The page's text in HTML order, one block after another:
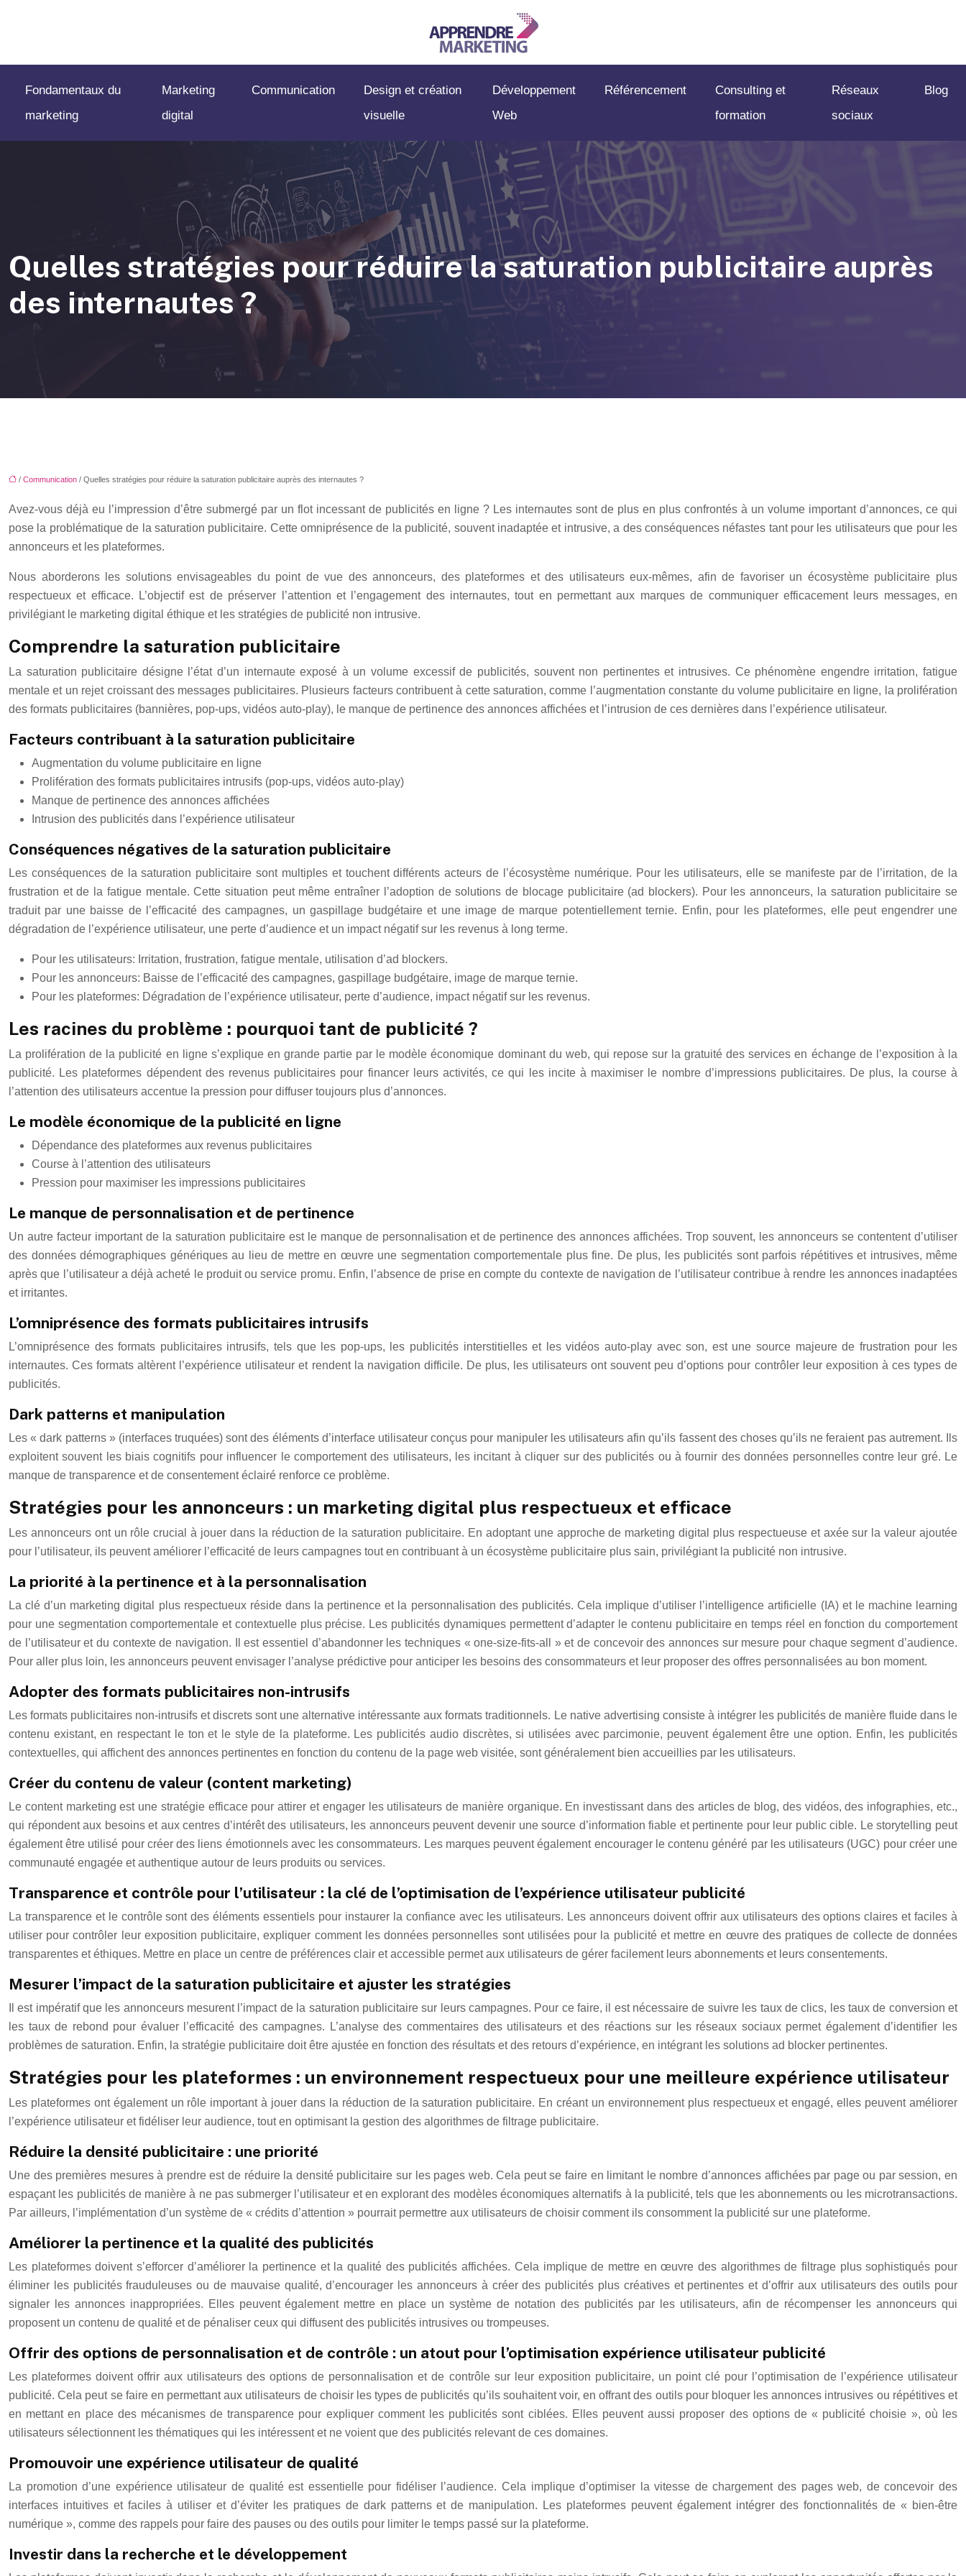
Fondamentaux du
marketing
Marketing
digital
Communication
Design et création
visuelle
Développement
Web
Référencement
Consulting et
formation
Réseaux
sociaux
Blog
Quelles stratégies pour réduire la saturation publicitaire auprès
des internautes ?
/ Communication / Quelles stratégies pour réduire la saturation publicitaire auprès des internautes ?
Avez-vous déjà eu l’impression d’être submergé par un flot incessant de publicités en ligne ? Les internautes sont de plus en plus confrontés à un volume important d’annonces, ce qui
pose la problématique de la saturation publicitaire. Cette omniprésence de la publicité, souvent inadaptée et intrusive, a des conséquences néfastes tant pour les utilisateurs que pour les
annonceurs et les plateformes.
Nous aborderons les solutions envisageables du point de vue des annonceurs, des plateformes et des utilisateurs eux-mêmes, afin de favoriser un écosystème publicitaire plus
respectueux et efficace. L’objectif est de préserver l’attention et l’engagement des internautes, tout en permettant aux marques de communiquer efficacement leurs messages, en
privilégiant le marketing digital éthique et les stratégies de publicité non intrusive.
Comprendre la saturation publicitaire
La saturation publicitaire désigne l’état d’un internaute exposé à un volume excessif de publicités, souvent non pertinentes et intrusives. Ce phénomène engendre irritation, fatigue
mentale et un rejet croissant des messages publicitaires. Plusieurs facteurs contribuent à cette saturation, comme l’augmentation constante du volume publicitaire en ligne, la prolifération
des formats publicitaires (bannières, pop-ups, vidéos auto-play), le manque de pertinence des annonces affichées et l’intrusion de ces dernières dans l’expérience utilisateur.
Facteurs contribuant à la saturation publicitaire
Augmentation du volume publicitaire en ligne
Prolifération des formats publicitaires intrusifs (pop-ups, vidéos auto-play)
Manque de pertinence des annonces affichées
Intrusion des publicités dans l’expérience utilisateur
Conséquences négatives de la saturation publicitaire
Les conséquences de la saturation publicitaire sont multiples et touchent différents acteurs de l’écosystème numérique. Pour les utilisateurs, elle se manifeste par de l’irritation, de la
frustration et de la fatigue mentale. Cette situation peut même entraîner l’adoption de solutions de blocage publicitaire (ad blockers). Pour les annonceurs, la saturation publicitaire se
traduit par une baisse de l’efficacité des campagnes, un gaspillage budgétaire et une image de marque potentiellement ternie. Enfin, pour les plateformes, elle peut engendrer une
dégradation de l’expérience utilisateur, une perte d’audience et un impact négatif sur les revenus à long terme.
Pour les utilisateurs: Irritation, frustration, fatigue mentale, utilisation d’ad blockers.
Pour les annonceurs: Baisse de l’efficacité des campagnes, gaspillage budgétaire, image de marque ternie.
Pour les plateformes: Dégradation de l’expérience utilisateur, perte d’audience, impact négatif sur les revenus.
Les racines du problème : pourquoi tant de publicité ?
La prolifération de la publicité en ligne s’explique en grande partie par le modèle économique dominant du web, qui repose sur la gratuité des services en échange de l’exposition à la
publicité. Les plateformes dépendent des revenus publicitaires pour financer leurs activités, ce qui les incite à maximiser le nombre d’impressions publicitaires. De plus, la course à
l’attention des utilisateurs accentue la pression pour diffuser toujours plus d’annonces.
Le modèle économique de la publicité en ligne
Dépendance des plateformes aux revenus publicitaires
Course à l’attention des utilisateurs
Pression pour maximiser les impressions publicitaires
Le manque de personnalisation et de pertinence
Un autre facteur important de la saturation publicitaire est le manque de personnalisation et de pertinence des annonces affichées. Trop souvent, les annonceurs se contentent d’utiliser
des données démographiques génériques au lieu de mettre en œuvre une segmentation comportementale plus fine. De plus, les publicités sont parfois répétitives et intrusives, même
après que l’utilisateur a déjà acheté le produit ou service promu. Enfin, l’absence de prise en compte du contexte de navigation de l’utilisateur contribue à rendre les annonces inadaptées
et irritantes.
L’omniprésence des formats publicitaires intrusifs
L’omniprésence des formats publicitaires intrusifs, tels que les pop-ups, les publicités interstitielles et les vidéos auto-play avec son, est une source majeure de frustration pour les
internautes. Ces formats altèrent l’expérience utilisateur et rendent la navigation difficile. De plus, les utilisateurs ont souvent peu d’options pour contrôler leur exposition à ces types de
publicités.
Dark patterns et manipulation
Les « dark patterns » (interfaces truquées) sont des éléments d’interface utilisateur conçus pour manipuler les utilisateurs afin qu’ils fassent des choses qu’ils ne feraient pas autrement. Ils
exploitent souvent les biais cognitifs pour influencer le comportement des utilisateurs, les incitant à cliquer sur des publicités ou à fournir des données personnelles contre leur gré. Le
manque de transparence et de consentement éclairé renforce ce problème.
Stratégies pour les annonceurs : un marketing digital plus respectueux et efficace
Les annonceurs ont un rôle crucial à jouer dans la réduction de la saturation publicitaire. En adoptant une approche de marketing digital plus respectueuse et axée sur la valeur ajoutée
pour l’utilisateur, ils peuvent améliorer l’efficacité de leurs campagnes tout en contribuant à un écosystème publicitaire plus sain, privilégiant la publicité non intrusive.
La priorité à la pertinence et à la personnalisation
La clé d’un marketing digital plus respectueux réside dans la pertinence et la personnalisation des publicités. Cela implique d’utiliser l’intelligence artificielle (IA) et le machine learning
pour une segmentation comportementale et contextuelle plus précise. Les publicités dynamiques permettent d’adapter le contenu publicitaire en temps réel en fonction du comportement
de l’utilisateur et du contexte de navigation. Il est essentiel d’abandonner les techniques « one-size-fits-all » et de concevoir des annonces sur mesure pour chaque segment d’audience.
Pour aller plus loin, les annonceurs peuvent envisager l’analyse prédictive pour anticiper les besoins des consommateurs et leur proposer des offres personnalisées au bon moment.
Adopter des formats publicitaires non-intrusifs
Les formats publicitaires non-intrusifs et discrets sont une alternative intéressante aux formats traditionnels. Le native advertising consiste à intégrer les publicités de manière fluide dans le
contenu existant, en respectant le ton et le style de la plateforme. Les publicités audio discrètes, si utilisées avec parcimonie, peuvent également être une option. Enfin, les publicités
contextuelles, qui affichent des annonces pertinentes en fonction du contenu de la page web visitée, sont généralement bien accueillies par les utilisateurs.
Créer du contenu de valeur (content marketing)
Le content marketing est une stratégie efficace pour attirer et engager les utilisateurs de manière organique. En investissant dans des articles de blog, des vidéos, des infographies, etc.,
qui répondent aux besoins et aux centres d’intérêt des utilisateurs, les annonceurs peuvent devenir une source d’information fiable et pertinente pour leur public cible. Le storytelling peut
également être utilisé pour créer des liens émotionnels avec les consommateurs. Les marques peuvent également encourager le contenu généré par les utilisateurs (UGC) pour créer une
communauté engagée et authentique autour de leurs produits ou services.
Transparence et contrôle pour l’utilisateur : la clé de l’optimisation de l’expérience utilisateur publicité
La transparence et le contrôle sont des éléments essentiels pour instaurer la confiance avec les utilisateurs. Les annonceurs doivent offrir aux utilisateurs des options claires et faciles à
utiliser pour contrôler leur exposition publicitaire, expliquer comment les données personnelles sont utilisées pour la publicité et mettre en œuvre des pratiques de collecte de données
transparentes et éthiques. Mettre en place un centre de préférences clair et accessible permet aux utilisateurs de gérer facilement leurs abonnements et leurs consentements.
Mesurer l’impact de la saturation publicitaire et ajuster les stratégies
Il est impératif que les annonceurs mesurent l’impact de la saturation publicitaire sur leurs campagnes. Pour ce faire, il est nécessaire de suivre les taux de clics, les taux de conversion et
les taux de rebond pour évaluer l’efficacité des campagnes. L’analyse des commentaires des utilisateurs et des réactions sur les réseaux sociaux permet également d’identifier les
problèmes de saturation. Enfin, la stratégie publicitaire doit être ajustée en fonction des résultats et des retours d’expérience, en intégrant les solutions ad blocker pertinentes.
Stratégies pour les plateformes : un environnement respectueux pour une meilleure expérience utilisateur
Les plateformes ont également un rôle important à jouer dans la réduction de la saturation publicitaire. En créant un environnement plus respectueux et engagé, elles peuvent améliorer
l’expérience utilisateur et fidéliser leur audience, tout en optimisant la gestion des algorithmes de filtrage publicitaire.
Réduire la densité publicitaire : une priorité
Une des premières mesures à prendre est de réduire la densité publicitaire sur les pages web. Cela peut se faire en limitant le nombre d’annonces affichées par page ou par session, en
espaçant les publicités de manière à ne pas submerger l’utilisateur et en explorant des modèles économiques alternatifs à la publicité, tels que les abonnements ou les microtransactions.
Par ailleurs, l’implémentation d’un système de « crédits d’attention » pourrait permettre aux utilisateurs de choisir comment ils consomment la publicité sur une plateforme.
Améliorer la pertinence et la qualité des publicités
Les plateformes doivent s’efforcer d’améliorer la pertinence et la qualité des publicités affichées. Cela implique de mettre en œuvre des algorithmes de filtrage plus sophistiqués pour
éliminer les publicités frauduleuses ou de mauvaise qualité, d’encourager les annonceurs à créer des publicités plus créatives et pertinentes et d’offrir aux utilisateurs des outils pour
signaler les annonces inappropriées. Elles peuvent également mettre en place un système de notation des publicités par les utilisateurs, afin de récompenser les annonceurs qui
proposent un contenu de qualité et de pénaliser ceux qui diffusent des publicités intrusives ou trompeuses.
Offrir des options de personnalisation et de contrôle : un atout pour l’optimisation expérience utilisateur publicité
Les plateformes doivent offrir aux utilisateurs des options de personnalisation et de contrôle sur leur exposition publicitaire, un point clé pour l’optimisation de l’expérience utilisateur
publicité. Cela peut se faire en permettant aux utilisateurs de choisir les types de publicités qu’ils souhaitent voir, en offrant des outils pour bloquer les annonces intrusives ou répétitives et
en mettant en place des mécanismes de transparence pour expliquer comment les publicités sont ciblées. Elles peuvent aussi proposer des options de « publicité choisie », où les
utilisateurs sélectionnent les thématiques qui les intéressent et ne voient que des publicités relevant de ces domaines.
Promouvoir une expérience utilisateur de qualité
La promotion d’une expérience utilisateur de qualité est essentielle pour fidéliser l’audience. Cela implique d’optimiser la vitesse de chargement des pages web, de concevoir des
interfaces intuitives et faciles à utiliser et d’éviter les pratiques de dark patterns et de manipulation. Les plateformes peuvent également intégrer des fonctionnalités de « bien-être
numérique », comme des rappels pour faire des pauses ou des outils pour limiter le temps passé sur la plateforme.
Investir dans la recherche et le développement